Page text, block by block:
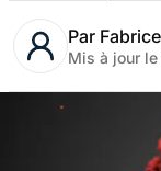
Par
Mis à jour le